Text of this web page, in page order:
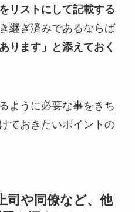
リストにして記載する
継ぎ済みであるならば
ります」と添えておく
ように必要な事をきち
ておきたいポイントの
司や同僚など、他